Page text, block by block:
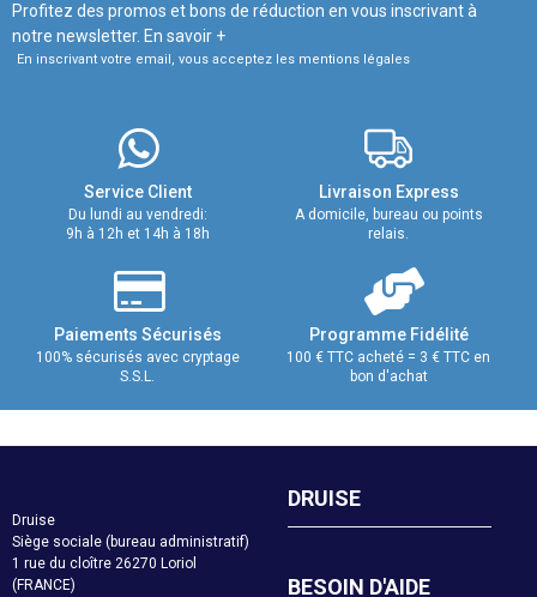
Profitez des promos et bons de réduction en vous inscrivant à
notre newsletter. En savoir +
En inscrivant votre email, vous acceptez les mentions légales
Service Client
Du lundi au vendredi:
9h à 12h et 14h à 18h
Livraison Express
A domicile, bureau ou points
relais.
Paiements Sécurisés
100% sécurisés avec cryptage
S.S.L.
Programme Fidélité
100 € TTC acheté = 3 € TTC en
bon d'achat
Druise
Siège sociale (bureau administratif)
1 rue du cloître 26270 Loriol
(FRANCE)
DRUISE
BESOIN D'AIDE